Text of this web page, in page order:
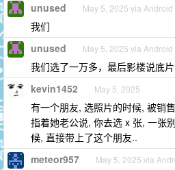
unused May 5, 2025 via Android
我们
unused May 5, 2025 via Android
我们选了一万多，最后影楼说底
kevin1452 May 5, 2025
有一个朋友, 选照片的时候, 被销
指着她老公说, 你去选 x 张, 一张
候, 直接带上了这个朋友..
meteor957 May 5, 2025 via